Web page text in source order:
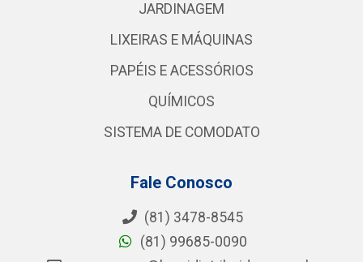
JARDINAGEM
LIXEIRAS E MÁQUINAS
PAPÉIS E ACESSÓRIOS
QUÍMICOS
SISTEMA DE COMODATO
Fale Conosco
(81) 3478-8545
(81) 99685-0090